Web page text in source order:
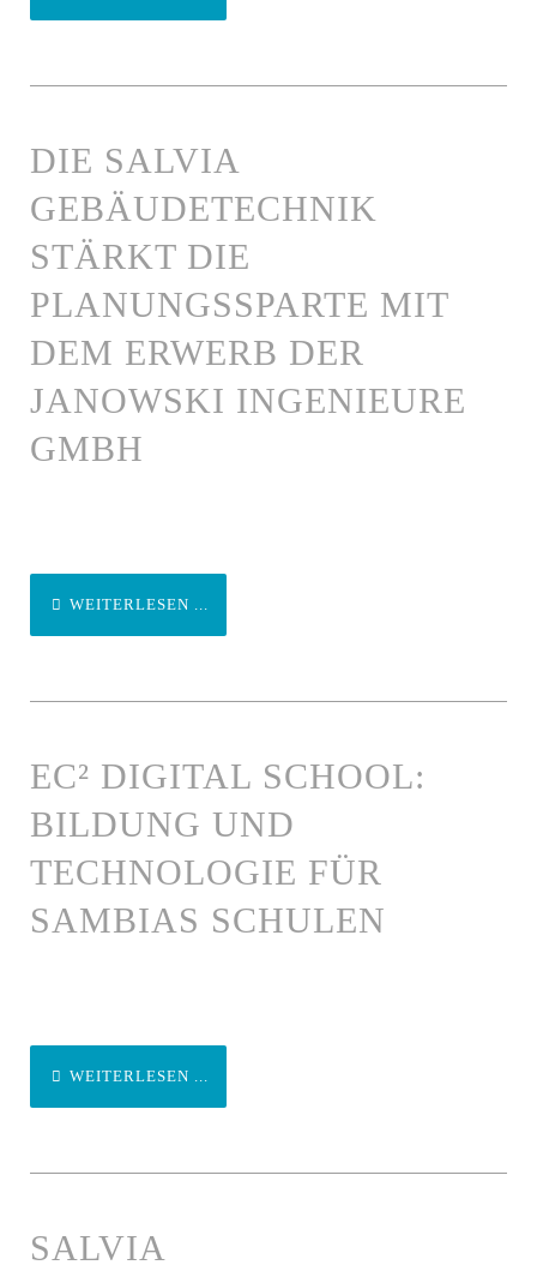
DIE SALVIA
GEBÄUDETECHNIK
STÄRKT DIE
PLANUNGSSPARTE MIT
DEM ERWERB DER
JANOWSKI INGENIEURE
GMBH
WEITERLESEN ...
EC² DIGITAL SCHOOL:
BILDUNG UND
TECHNOLOGIE FÜR
SAMBIAS SCHULEN
WEITERLESEN ...
SALVIA